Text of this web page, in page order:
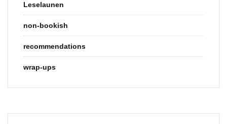
Leselaunen
non-bookish
recommendations
wrap-ups